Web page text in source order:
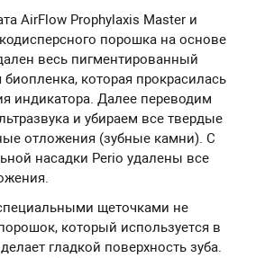
AirFlow Prophylaxis Master и
порошка на основе
весь пигментированный
которая прокрасилась
индикатора. Далее переводим
и убираем все твердые
отложения (зубные камни). С
насадки Perio удалены все
щеточками не
который используется в
гладкой поверхность зуба.